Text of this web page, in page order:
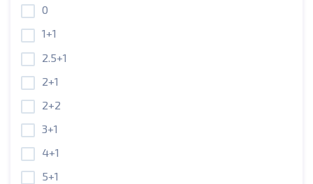
0
1+1
2.5+1
2+1
2+2
3+1
4+1
5+1